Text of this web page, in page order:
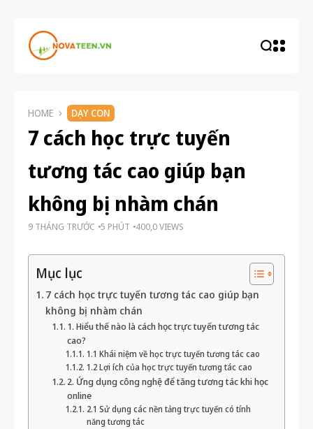
HOME DẠY CON
7 cách học trực tuyến
tương tác cao giúp bạn
không bị nhàm chán
9 THÁNG TRƯỚC 5 PHÚT 400,0 VIEWS
Mục lục
7 cách học trực tuyến tương tác cao giúp bạn
không bị nhàm chán
1. Hiểu thế nào là cách học trực tuyến tương tác
cao?
1.1 Khái niệm về học trực tuyến tương tác cao
1.2 Lợi ích của học trực tuyến tương tác cao
2. Ứng dụng công nghệ để tăng tương tác khi học
online
2.1 Sử dụng các nền tảng trực tuyến có tính
năng tương tác